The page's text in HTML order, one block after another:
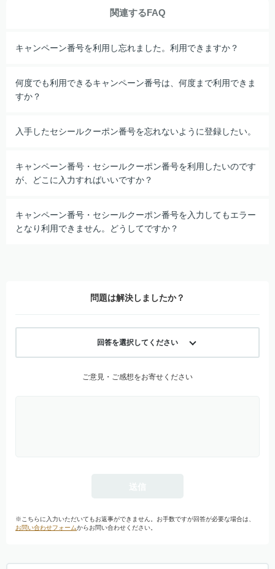
関連するFAQ
キャンペーン番号を利用し忘れました。利用できますか？
何度でも利用できるキャンペーン番号は、何度まで利用できま
すか？
入手したセシールクーポン番号を忘れないように登録したい。
キャンペーン番号・セシールクーポン番号を利用したいのです
が、どこに入力すればいいですか？
キャンペーン番号・セシールクーポン番号を入力してもエラー
となり利用できません。どうしてですか？
問題は解決しましたか？
回答を選択してください
ご意見・ご感想をお寄せください
※こちらに入力いただいてもお返事ができません。お手数ですが回答が必要な場合は、
お問い合わせフォームからお問い合わせください。